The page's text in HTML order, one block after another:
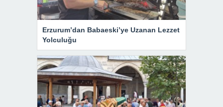
Erzurum’dan Babaeski’ye Uzanan Lezzet
Yolculuğu